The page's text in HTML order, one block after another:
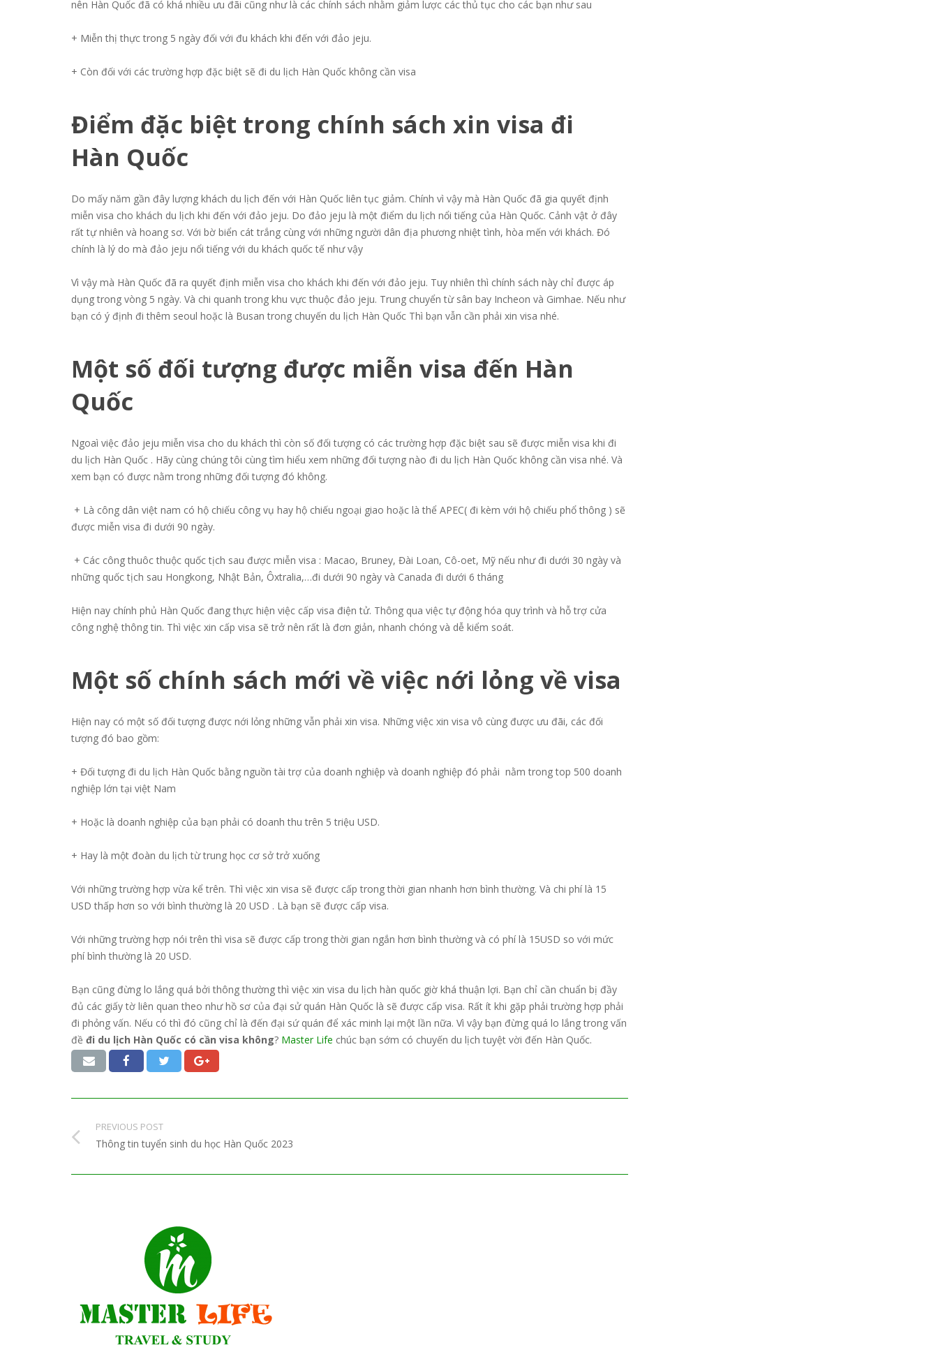
nên Hàn Quốc đã có khá nhiều ưu đãi cũng như là các chính sách nhằm giảm lược các thủ tục cho các bạn như sau
+ Miễn thị thực trong 5 ngày đối với đu khách khi đến với đảo jeju.
+ Còn đối với các trường hợp đặc biệt sẽ đi du lịch Hàn Quốc không cần visa
Điểm đặc biệt trong chính sách xin visa đi
Hàn Quốc
Do mấy năm gần đây lượng khách du lịch đến với Hàn Quốc liên tục giảm. Chính vì vậy mà Hàn Quốc đã gia quyết định
miễn visa cho khách du lịch khi đến với đảo jeju. Do đảo jeju là một điểm du lịch nổi tiếng của Hàn Quốc. Cảnh vật ở đây
rất tự nhiên và hoang sơ. Với bờ biển cát trắng cùng với những người dân địa phương nhiệt tình, hòa mến với khách. Đó
chính là lý do mà đảo jeju nổi tiếng với du khách quốc tế như vậy
Vì vậy mà Hàn Quốc đã ra quyết định miễn visa cho khách khi đến với đảo jeju. Tuy nhiên thì chính sách này chỉ được áp
dụng trong vòng 5 ngày. Và chi quanh trong khu vực thuộc đảo jeju. Trung chuyển từ sân bay Incheon và Gimhae. Nếu như
bạn có ý định đi thêm seoul hoặc là Busan trong chuyến du lịch Hàn Quốc Thì bạn vẫn cần phải xin visa nhé.
Một số đối tượng được miễn visa đến Hàn
Quốc
Ngoaì việc đảo jeju miễn visa cho du khách thì còn số đối tượng có các trường hợp đặc biệt sau sẽ được miễn visa khi đi
du lịch Hàn Quốc . Hãy cùng chúng tôi cùng tìm hiểu xem những đối tượng nào đi du lịch Hàn Quốc không cần visa nhé. Và
xem bạn có được nằm trong những đối tượng đó không.
+ Là công dân việt nam có hộ chiếu công vụ hay hộ chiếu ngoại giao hoặc là thể APEC( đi kèm với hộ chiếu phổ thông ) sẽ
được miễn visa đi dưới 90 ngày.
+ Các công thuôc thuộc quốc tịch sau được miễn visa : Macao, Bruney, Đài Loan, Cô-oet, Mỹ nếu như đi dưới 30 ngày và
những quốc tịch sau Hongkong, Nhật Bản, Ôxtralia,…đi dưới 90 ngày và Canada đi dưới 6 tháng
Hiện nay chính phủ Hàn Quốc đang thực hiện việc cấp visa điện tử. Thông qua việc tự động hóa quy trình và hỗ trợ cửa
công nghệ thông tin. Thì việc xin cấp visa sẽ trở nên rất là đơn giản, nhanh chóng và dễ kiểm soát.
Một số chính sách mới về việc nới lỏng về visa
Hiện nay có một số đối tượng được nới lỏng những vẫn phải xin visa. Những việc xin visa vô cùng được ưu đãi, các đối
tượng đó bao gồm:
+ Đối tượng đi du lịch Hàn Quốc bằng nguồn tài trợ của doanh nghiệp và doanh nghiệp đó phải nằm trong top 500 doanh
nghiệp lớn tại việt Nam
+ Hoặc là doanh nghiệp của bạn phải có doanh thu trên 5 triệu USD.
+ Hay là một đoàn du lịch từ trung học cơ sở trở xuống
Với những trường hợp vừa kể trên. Thì việc xin visa sẽ được cấp trong thời gian nhanh hơn bình thường. Và chi phí là 15
USD thấp hơn so với bình thường là 20 USD . Là bạn sẽ được cấp visa.
Với những trường hợp nói trên thì visa sẽ được cấp trong thời gian ngắn hơn bình thường và có phí là 15USD so với mức
phí bình thường là 20 USD.
Bạn cũng đừng lo lắng quá bởi thông thường thì việc xin visa du lịch hàn quốc giờ khá thuận lợi. Bạn chỉ cần chuẩn bị đầy
đủ các giấy tờ liên quan theo như hồ sơ của đại sử quán Hàn Quốc là sẽ được cấp visa. Rất ít khi gặp phải trường hợp phải
đi phỏng vấn. Nếu có thì đó cũng chỉ là đến đại sứ quán để xác minh lại một lần nữa. Vì vậy bạn đừng quá lo lắng trong vấn
đề đi du lịch Hàn Quốc có cần visa không? Master Life chúc bạn sớm có chuyến du lịch tuyệt vời đến Hàn Quốc.
PREVIOUS POST
Thông tin tuyển sinh du học Hàn Quốc 2023